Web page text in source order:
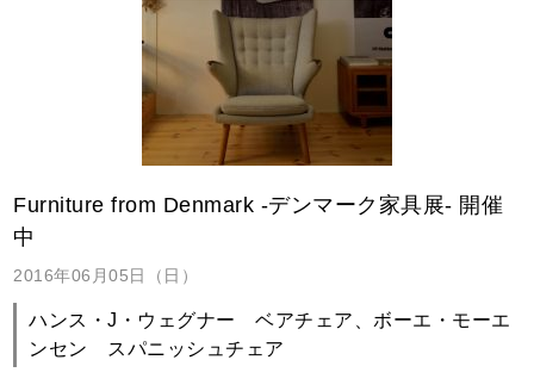
Furniture from Denmark -デンマーク家具展- 開催
中
2016年06月05日（日）
ハンス・J・ウェグナー ベアチェア、ボーエ・モーエ
ンセン スパニッシュチェア